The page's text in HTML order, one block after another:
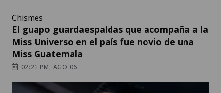
Chismes
El guapo guardaespaldas que acompaña a la
Miss Universo en el país fue novio de una
Miss Guatemala
02:23 PM, AGO 06